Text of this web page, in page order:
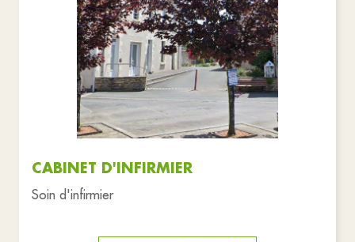
CABINET D'INFIRMIER
Soin d'infirmier